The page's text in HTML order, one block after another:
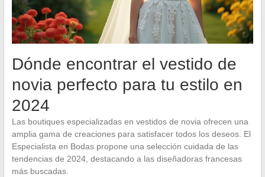
Dónde encontrar el vestido de
novia perfecto para tu estilo en
2024
Las boutiques especializadas en vestidos de novia ofrecen una
amplia gama de creaciones para satisfacer todos los deseos. El
Especialista en Bodas propone una selección cuidada de las
tendencias de 2024, destacando a las diseñadoras francesas
más buscadas.